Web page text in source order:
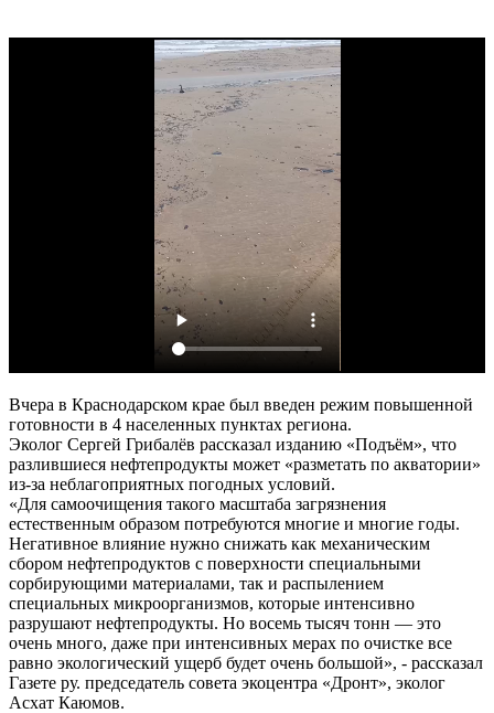
Вчера в Краснодарском крае был введен режим повышенной
готовности в 4 населенных пунктах региона.
Эколог Сергей Грибалёв рассказал изданию «Подъём», что
разлившиеся нефтепродукты может «разметать по акватории»
из-за неблагоприятных погодных условий.
«Для самоочищения такого масштаба загрязнения
естественным образом потребуются многие и многие годы.
Негативное влияние нужно снижать как механическим
сбором нефтепродуктов с поверхности специальными
сорбирующими материалами, так и распылением
специальных микроорганизмов, которые интенсивно
разрушают нефтепродукты. Но восемь тысяч тонн — это
очень много, даже при интенсивных мерах по очистке все
равно экологический ущерб будет очень большой», - рассказал
Газете ру. председатель совета экоцентра «Дронт», эколог
Асхат Каюмов.